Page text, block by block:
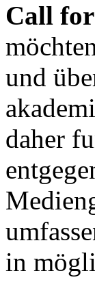
Call
und
daher
in